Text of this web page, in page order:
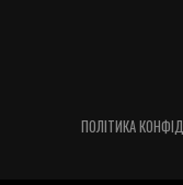
ПОЛІТИКА